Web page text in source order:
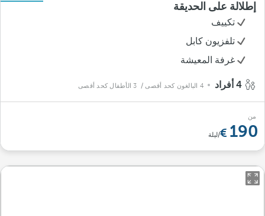
إطلالة على الحديقة
تكييف
تلفزيون كابل
غرفة المعيشة
4 البالغون كحد أقصى / 3 الأطفال كحد أقصى
من
190 /ليلة